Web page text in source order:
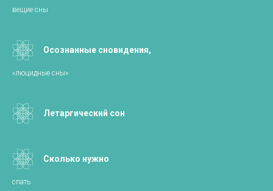
вещие сны
Осознанные сновидения,
«люцидные сны»
Летаргический сон
Сколько нужно
спать